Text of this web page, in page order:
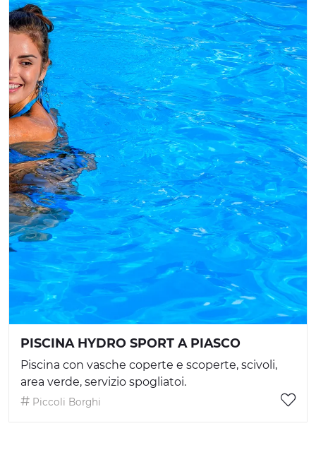
PISCINA HYDRO SPORT A PIASCO
Piscina con vasche coperte e scoperte, scivoli,
area verde, servizio spogliatoi.
Piccoli Borghi